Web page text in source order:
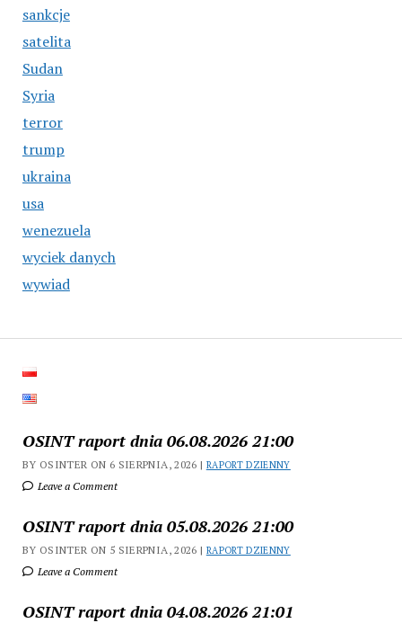
sankcje
satelita
Sudan
Syria
terror
trump
ukraina
usa
wenezuela
wyciek danych
wywiad
OSINT raport dnia 06.08.2026 21:00
BY OSINTER ON 6 SIERPNIA, 2026 | RAPORT DZIENNY
Leave a Comment
OSINT raport dnia 05.08.2026 21:00
BY OSINTER ON 5 SIERPNIA, 2026 | RAPORT DZIENNY
Leave a Comment
OSINT raport dnia 04.08.2026 21:01